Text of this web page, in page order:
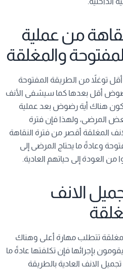
من عملية
والمغلقة
أقل توغلاً من الطريقة المفتوحة
أقل بعدها كما سيشفى الأنف
هناك أية رضوض بعد عملية
المرضى، ولهذا فإن فترة
المغلقة أقصر من فترة النقاهة
وعادةً ما يحتاج المرضى إلى
من العودة إلى حياتهم العادية.
الانف
تتطلب مهارة أعلى وهناك
بإجرائها فإن تكلفتها عادةً ما
الانف العادية بالطريقة